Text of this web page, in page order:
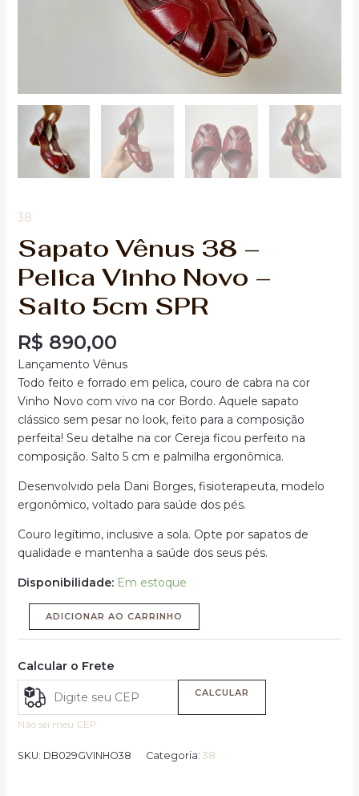
38
Sapato Vênus 38 –
Pelica Vinho Novo –
Salto 5cm SPR
R$ 890,00
Lançamento Vênus
Todo feito e forrado em pelica, couro de cabra na cor
Vinho Novo com vivo na cor Bordo. Aquele sapato
clássico sem pesar no look, feito para a composição
perfeita! Seu detalhe na cor Cereja ficou perfeito na
composição. Salto 5 cm e palmilha ergonômica.
Desenvolvido pela Dani Borges, fisioterapeuta, modelo
ergonômico, voltado para saúde dos pés.
Couro legítimo, inclusive a sola. Opte por sapatos de
qualidade e mantenha a saúde dos seus pés.
Disponibilidade: Em estoque
ADICIONAR AO CARRINHO
Calcular o Frete
CALCULAR
Não sei meu CEP
SKU: DB029GVINHO38 Categoria: 38